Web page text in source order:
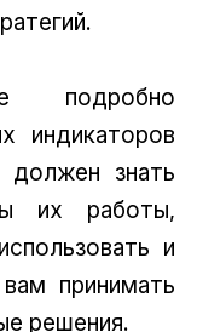
подробно
индикаторов
должен знать
их работы,
и
принимать
решения.